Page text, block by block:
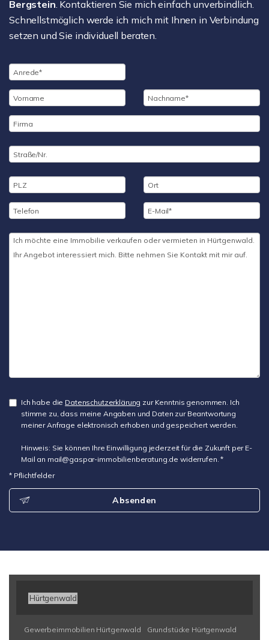
Bergstein. Kontaktieren Sie mich einfach unverbindlich.
Schnellstmöglich werde ich mich mit Ihnen in Verbindung
setzen und Sie individuell beraten.
Ich habe die Datenschutzerklärung zur Kenntnis genommen. Ich
stimme zu, dass meine Angaben und Daten zur Beantwortung
meiner Anfrage elektronisch erhoben und gespeichert werden.
Hinweis: Sie können Ihre Einwilligung jederzeit für die Zukunft per E-
Mail an mail@gaspar-immobilienberatung.de widerrufen. *
* Pflichtfelder
Absenden
Hürtgenwald
Gewerbeimmobilien Hürtgenwald
Grundstücke Hürtgenwald